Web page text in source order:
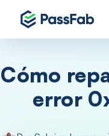
Cómo
error